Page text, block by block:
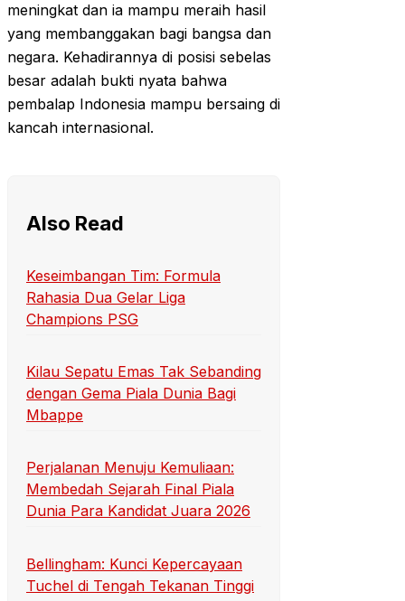
meningkat dan ia mampu meraih hasil
yang membanggakan bagi bangsa dan
negara. Kehadirannya di posisi sebelas
besar adalah bukti nyata bahwa
pembalap Indonesia mampu bersaing di
kancah internasional.
Also Read
Keseimbangan Tim: Formula
Rahasia Dua Gelar Liga
Champions PSG
Kilau Sepatu Emas Tak Sebanding
dengan Gema Piala Dunia Bagi
Mbappe
Perjalanan Menuju Kemuliaan:
Membedah Sejarah Final Piala
Dunia Para Kandidat Juara 2026
Bellingham: Kunci Kepercayaan
Tuchel di Tengah Tekanan Tinggi